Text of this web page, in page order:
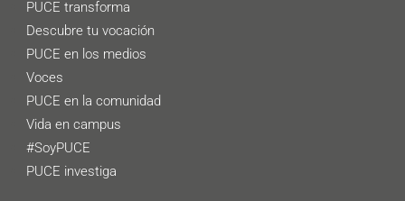
PUCE transforma
Descubre tu vocación
PUCE en los medios
Voces
PUCE en la comunidad
Vida en campus
#SoyPUCE
PUCE investiga